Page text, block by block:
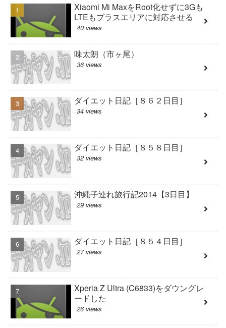
Xiaomi Mi MaxをRoot化せずに3Gも
LTEもプラスエリアに対応させる
40 views
味太朗（市ヶ尾）
36 views
ダイエット日記［８６２日目］
34 views
ダイエット日記［８５８日目］
32 views
沖縄子連れ旅行記2014【3日目】
29 views
ダイエット日記［８５４日目］
27 views
Xperia Z Ultra (C6833)をダウングレ
ードした
26 views